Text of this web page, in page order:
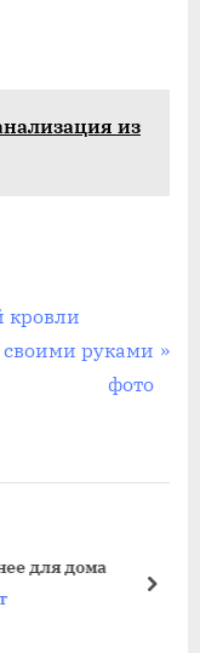
мягкой
из
кровли
руками
фото
дома